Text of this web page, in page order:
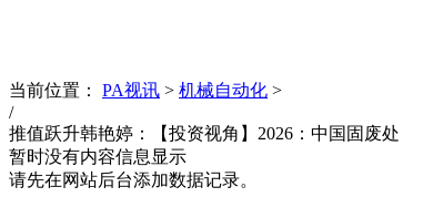
当前位置： PA视讯 > 机械自动化 >
/
推值跃升韩艳婷：【投资视角】2026：中国固废处
暂时没有内容信息显示
请先在网站后台添加数据记录。